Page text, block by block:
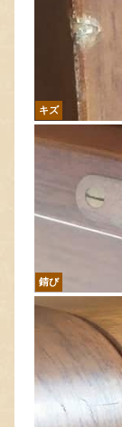
キズ
錆び